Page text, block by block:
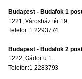
Budapest - Budafok 1
1221, Városház tér 19.
Telefon:1 2293774
Budapest - Budafok 2
1222, Gádor u.1.
Telefon:1 2283793